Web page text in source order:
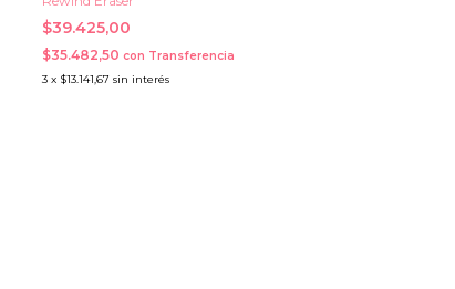
$39.425,00
$35.482,50 con Transferencia
3 x $13.141,67 sin interés